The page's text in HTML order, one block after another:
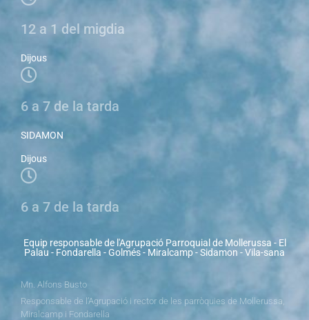
12 a 1 del migdia
Dijous
6 a 7 de la tarda
SIDAMON
Dijous
6 a 7 de la tarda
Equip responsable de l'Agrupació Parroquial de Mollerussa - El
Palau - Fondarella - Golmés - Miralcamp - Sidamon - Vila-sana
Mn. Alfons Busto
Responsable de l’Agrupació i rector de les parròquies de Mollerussa,
Miralcamp i Fondarella